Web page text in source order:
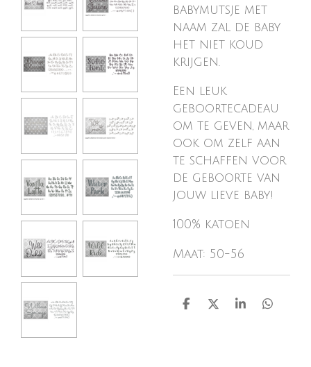
babymutsje met
naam zal de baby
het niet koud
krijgen.
Een leuk
geboortecadeau
om te geven, maar
ook om zelf aan
te schaffen voor
de geboorte van
jouw lieve baby!
100% katoen
Maat: 50-56
D
D
S
D